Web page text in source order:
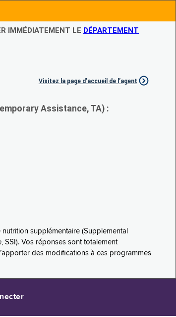
IMMÉDIATEMENT LE DÉPARTEMENT
Visitez la page d’accueil de l’agent
Assistance, TA) :
supplémentaire (Supplemental
SSI). Vos réponses sont totalement
des modifications à ces programmes